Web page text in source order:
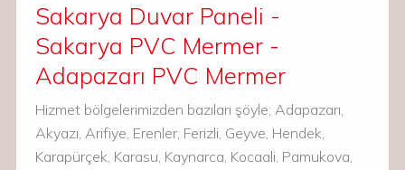
Sakarya Duvar Paneli -
Sakarya PVC Mermer -
Adapazarı PVC Mermer
Hizmet bölgelerimizden bazıları şöyle; Adapazarı,
Akyazı, Arifiye, Erenler, Ferizli, Geyve, Hendek,
Karapürçek, Karasu, Kaynarca, Kocaali, Pamukova,